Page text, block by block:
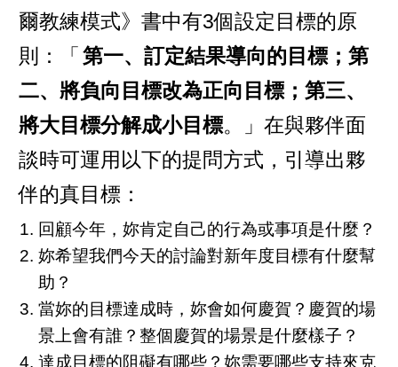
爾教練模式》書中有3個設定目標的原
則：「 第一、訂定結果導向的目標；第
二、將負向目標改為正向目標；第三、
將大目標分解成小目標。」在與夥伴面
談時可運用以下的提問方式，引導出夥
伴的真目標：
回顧今年，妳肯定自己的行為或事項是什麼？
妳希望我們今天的討論對新年度目標有什麼幫
助？
當妳的目標達成時，妳會如何慶賀？慶賀的場
景上會有誰？整個慶賀的場景是什麼樣子？
達成目標的阻礙有哪些？妳需要哪些支持來克